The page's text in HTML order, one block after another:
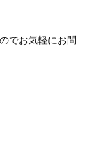
でお気軽にお問